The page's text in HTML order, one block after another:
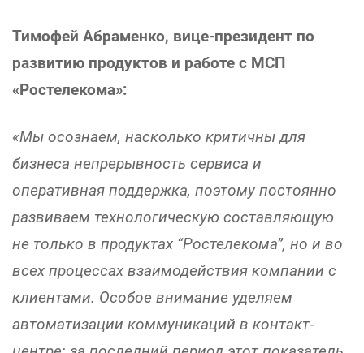
Тимофей Абраменко, вице-президент по
развитию продуктов и работе с МСП
«Ростелекома»:
«Мы осознаем, насколько критичны для
бизнеса непрерывность сервиса и
оперативная поддержка, поэтому постоянно
развиваем технологическую составляющую
не только в продуктах “Ростелекома”, но и во
всех процессах взаимодействия компании с
клиентами. Особое внимание уделяем
автоматизации коммуникаций в контакт-